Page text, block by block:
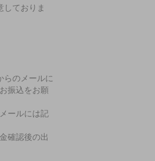
ておりま
らのメールに
振込をお願
ールには記
確認後の出